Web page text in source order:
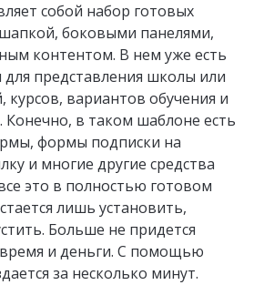
собой набор готовых
боковыми панелями,
контентом. В нем уже есть
представления школы или
курсов, вариантов обучения и
Конечно, в таком шаблоне есть
формы подписки на
и многие другие средства
это в полностью готовом
лишь установить,
Больше не придется
и деньги. С помощью
за несколько минут.